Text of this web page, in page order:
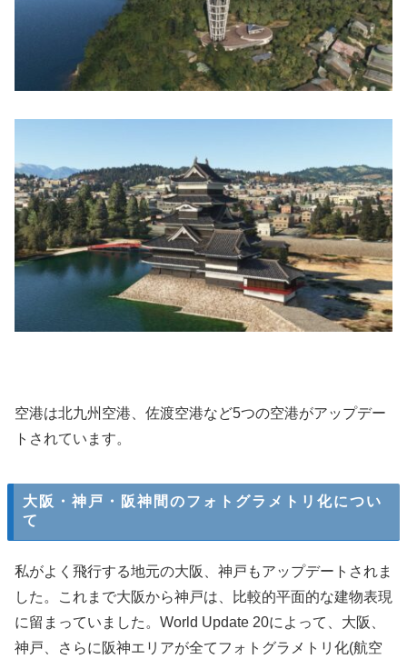
空港は北九州空港、佐渡空港など5つの空港がアップデー
トされています。
大阪・神戸・阪神間のフォトグラメトリ化につい
て
私がよく飛行する地元の大阪、神戸もアップデートされま
した。これまで大阪から神戸は、比較的平面的な建物表現
に留まっていました。World Update 20によって、大阪、
神戸、さらに阪神エリアが全てフォトグラメトリ化(航空